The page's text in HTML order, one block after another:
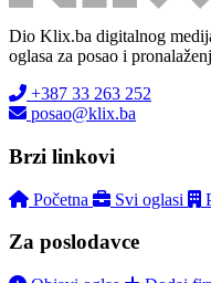
Dio Klix.ba digitalnog
oglasa za posao i
+387 33 263 252
posao@klix.ba
Brzi linkovi
Početna Svi oglasi
Za poslodavce